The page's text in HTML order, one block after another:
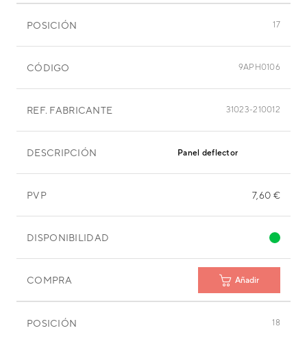
POSICIÓN 17
CÓDIGO 9APH0106
REF. FABRICANTE 31023-210012
DESCRIPCIÓN Panel deflector
PVP 7,60 €
DISPONIBILIDAD
COMPRA Añadir
POSICIÓN 18